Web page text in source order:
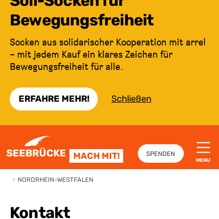
Bewegungsfreiheit
Socken aus solidarischer Kooperation mit arrel
– mit jedem Kauf ein klares Zeichen für
Bewegungsfreiheit für alle.
ERFAHRE MEHR! Schließen
SEEBRÜCKE MACH MIT! SPENDEN
MENU
> NORDRHEIN-WESTFALEN
Kontakt